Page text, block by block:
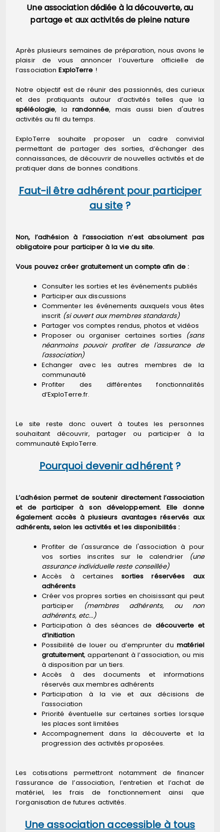
Une association dédiée à la découverte, au
partage et aux activités de pleine nature
Après plusieurs semaines de préparation, nous avons le
plaisir de vous annoncer l’ouverture officielle de
l’associationExploTerre !
Notre objectif est de réunir des passionnés, des curieux
et des pratiquants autour d’activités telles que la
spéléologie, larandonnée, mais aussi bien d'autres
activités au fil du temps.
ExploTerre souhaite proposer un cadre convivial
permettant de partager des sorties, d’échanger des
connaissances, de découvrir de nouvelles activités et de
pratiquer dans de bonnes conditions.
Faut-il être adhérent pour participer
au site?
Non, l’adhésion à l’association n’est absolument pas
obligatoire pour participer à la vie du site.
Vous pouvez créer gratuitement un compte afin de :
Consulter les sorties et les événements publiés
Participer aux discussions
Commenter les événements auxquels vous êtes
inscrit (si ouvert aux membres standards)
Partager vos comptes rendus, photos et vidéos
Proposer ou organiser certaines sorties
(sans
néanmoins pouvoir profiter de l'assurance de
l'association)
Echanger avec les autres membres de la
communauté
Profiter des différentes fonctionnalités
d’ExploTerre.fr.
Le site reste donc ouvert à toutes les personnes
souhaitant découvrir, partager ou participer à la
communauté ExploTerre.
Pourquoi devenir adhérent ?
L’adhésion permet de soutenir directement l’association
et de participer à son développement. Elle donne
également accès à plusieurs avantages réservés aux
adhérents, selon les activités et les disponibilités :
Profiter de l'assurance de l'association à pour
vos sorties inscrites sur le calendrier
(une
assurance individuelle reste conseillée)
Accès à certainessorties réservées aux
adhérents
Créer vos propres sorties en choisissant qui peut
participer
(membres adhérents, ou non
adhérents, etc...)
Participation à des séances dedécouverte et
d’initiation
Possibilité de louer ou d’emprunter dumatériel
gratuitement, appartenant à l’association, ou mis
à disposition par un tiers.
Accès à des documents et informations
réservés aux membres adhérents
Participation à la vie et aux décisions de
l’association
Priorité éventuelle sur certaines sorties lorsque
les places sont limitées
Accompagnement dans la découverte et la
progression des activités proposées.
Les cotisations permettront notamment de financer
l’assurance de l’association, l’entretien et l’achat de
matériel, les frais de fonctionnement ainsi que
l’organisation de futures activités.
Une association accessible à tous